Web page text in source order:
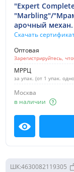
"Expert
"Marbling"/
арочный механ.
Скачать
Оптовая
Зарегистрируйтесь,
МРРЦ
за упак. (от 1 упак.
Москва
в наличии
Посмотреть
ШК:4630082119305